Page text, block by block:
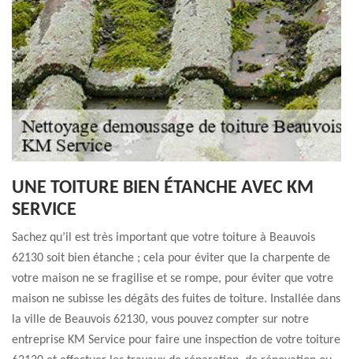
UNE TOITURE BIEN ÉTANCHE AVEC KM
SERVICE
Sachez qu’il est très important que votre toiture à Beauvois
62130 soit bien étanche ; cela pour éviter que la charpente de
votre maison ne se fragilise et se rompe, pour éviter que votre
maison ne subisse les dégâts des fuites de toiture. Installée dans
la ville de Beauvois 62130, vous pouvez compter sur notre
entreprise KM Service pour faire une inspection de votre toiture